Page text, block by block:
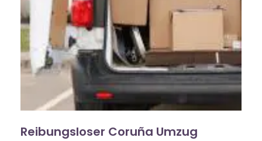
Reibungsloser Coruña Umzug